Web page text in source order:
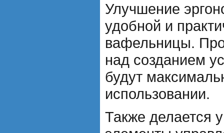
Улучшение
удобной и
вафельницы.
над созданием
будут
использовании.
Также делается